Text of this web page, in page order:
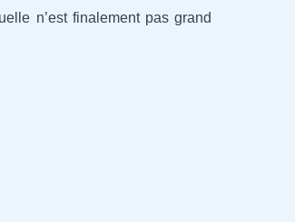
n’est finalement pas grand